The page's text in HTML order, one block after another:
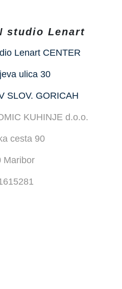
studio Lenart
Lenart CENTER
ulica 30
SLOV. GORICAH
KUHINJE d.o.o.
cesta 90
Maribor